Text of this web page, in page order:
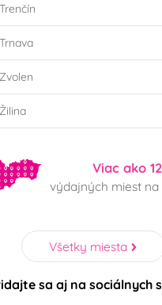
Viac ako
výdajných miest na
Všetky miesta
sa aj na sociálnych